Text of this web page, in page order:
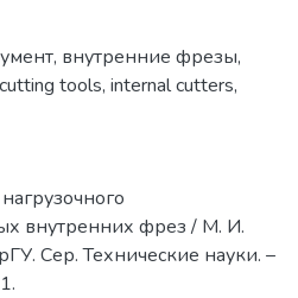
, внутренние фрезы,
tools, internal cutters,
внутренних фрез / М. И.
Сер. Технические науки. –